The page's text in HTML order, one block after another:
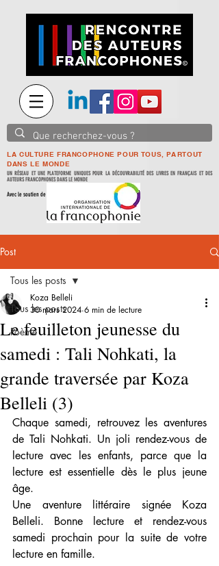
LA CULTURE FRANCOPHONE POUR TOUS, PARTOUT
DANS LE MONDE
UN RÉSEAU ET UNE PLATEFORME UNIQUES POUR LA DÉCOUVRABILITÉ DES LIVRES EN FRANÇAIS ET DES
AUTEURS FRANCOPHONES DANS LE MONDE
Avec le soutien de
Post
Tous les posts
Poème
Tous les posts
Le feuilleton jeunesse du
samedi : Tali Nohkati, la
grande traversée par Koza
Belleli (3)
Koza Belleli
30 mars 2024 6 min de lecture
Chaque samedi, retrouvez les aventures
de Tali Nohkati. Un joli rendez-vous de
lecture avec les enfants, parce que la
lecture est essentielle dès le plus jeune
âge.
Une aventure littéraire signée Koza
Belleli. Bonne lecture et rendez-vous
samedi prochain pour la suite de votre
lecture en famille.